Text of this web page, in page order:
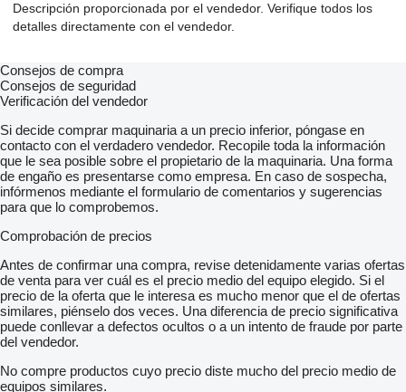
Descripción proporcionada por el vendedor. Verifique todos los
detalles directamente con el vendedor.
Consejos de compra
Consejos de seguridad
Verificación del vendedor
Si decide comprar maquinaria a un precio inferior, póngase en
contacto con el verdadero vendedor. Recopile toda la información
que le sea posible sobre el propietario de la maquinaria. Una forma
de engaño es presentarse como empresa. En caso de sospecha,
infórmenos mediante el formulario de comentarios y sugerencias
para que lo comprobemos.
Comprobación de precios
Antes de confirmar una compra, revise detenidamente varias ofertas
de venta para ver cuál es el precio medio del equipo elegido. Si el
precio de la oferta que le interesa es mucho menor que el de ofertas
similares, piénselo dos veces. Una diferencia de precio significativa
puede conllevar a defectos ocultos o a un intento de fraude por parte
del vendedor.
No compre productos cuyo precio diste mucho del precio medio de
equipos similares.